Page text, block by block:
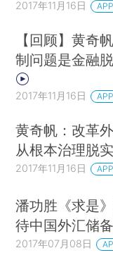
2017年11月16日
【回顾】黄奇
制问题是金融
2017年11月16日
黄奇帆：改革
从根本治理脱
2017年11月16日
潘功胜《求是
待中国外汇储
2017年07月08日